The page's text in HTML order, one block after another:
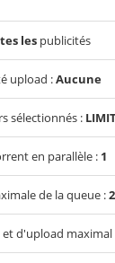
les publicités
upload :Aucune
sélectionnés :
en parallèle : 1
de la queue :2
d'upload maximal